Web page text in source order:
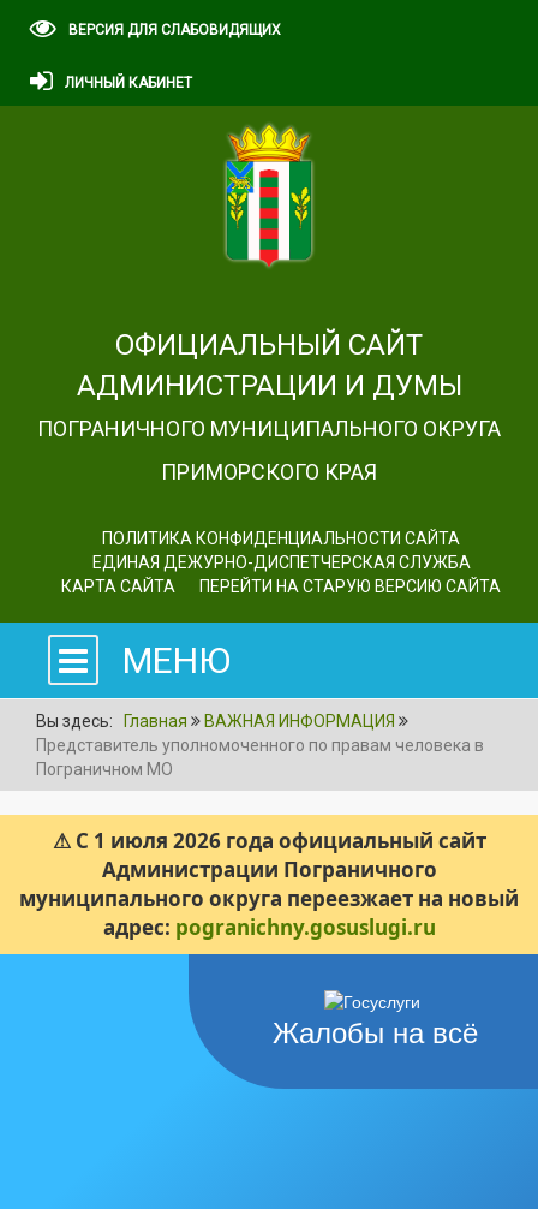
ВЕРСИЯ ДЛЯ СЛАБОВИДЯЩИХ
ЛИЧНЫЙ КАБИНЕТ
ОФИЦИАЛЬНЫЙ САЙТ
АДМИНИСТРАЦИИ И ДУМЫ
ПОГРАНИЧНОГО МУНИЦИПАЛЬНОГО ОКРУГА
ПРИМОРСКОГО КРАЯ
ПОЛИТИКА КОНФИДЕНЦИАЛЬНОСТИ САЙТА
ЕДИНАЯ ДЕЖУРНО-ДИСПЕТЧЕРСКАЯ СЛУЖБА
КАРТА САЙТА
ПЕРЕЙТИ НА СТАРУЮ ВЕРСИЮ САЙТА
МЕНЮ
Вы здесь: Главная
ВАЖНАЯ ИНФОРМАЦИЯ
Представитель уполномоченного по правам человека в
Пограничном МО
⚠ С 1 июля 2026 года официальный сайт
Администрации Пограничного
муниципального округа переезжает на новый
адрес: pogranichny.gosuslugi.ru
Жалобы на всё